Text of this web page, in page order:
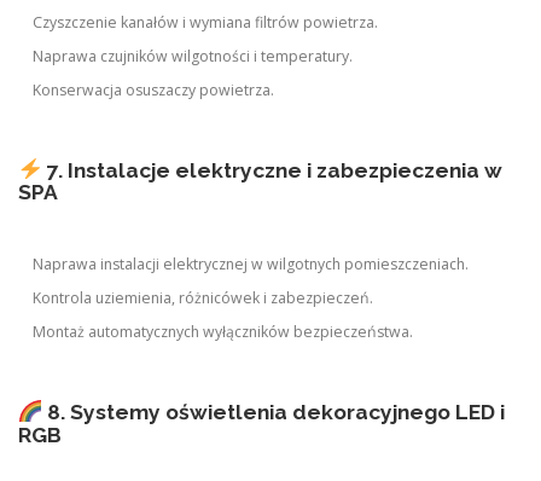
Czyszczenie kanałów i wymiana filtrów powietrza.
Naprawa czujników wilgotności i temperatury.
Konserwacja osuszaczy powietrza.
7. Instalacje elektryczne i zabezpieczenia w
SPA
Naprawa instalacji elektrycznej w wilgotnych pomieszczeniach.
Kontrola uziemienia, różnicówek i zabezpieczeń.
Montaż automatycznych wyłączników bezpieczeństwa.
8. Systemy oświetlenia dekoracyjnego LED i
RGB